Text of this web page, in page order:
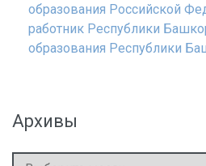
образования Российской
работник Республики
образования Республики
Архивы
Архивы